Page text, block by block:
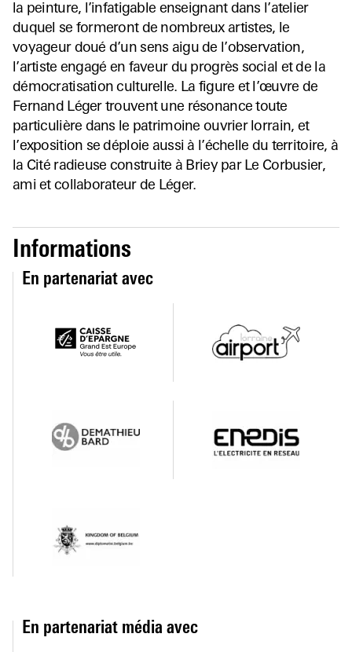
la peinture, l’infatigable enseignant dans l’atelier
duquel se formeront de nombreux artistes, le
voyageur doué d’un sens aigu de l’observation,
l’artiste engagé en faveur du progrès social et de la
démocratisation culturelle. La figure et l’œuvre de
Fernand Léger trouvent une résonance toute
particulière dans le patrimoine ouvrier lorrain, et
l’exposition se déploie aussi à l’échelle du territoire, à
la Cité radieuse construite à Briey par Le Corbusier,
ami et collaborateur de Léger.
Informations
En partenariat avec
En partenariat média avec